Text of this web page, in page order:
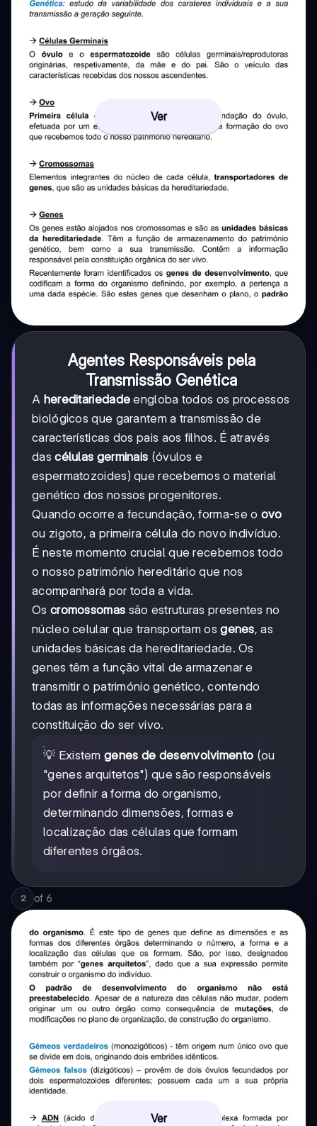
Ver
Agentes Responsáveis pela
Transmissão Genética
A hereditariedade engloba todos os processos
biológicos que garantem a transmissão de
características dos pais aos filhos. É através
dascélulas germinais (óvulos e
espermatozoides) que recebemos o material
genético dos nossos progenitores.
Quando ocorre a fecundação, forma-se o ovo
ou zigoto, a primeira célula do novo indivíduo.
É neste momento crucial que recebemos todo
o nosso património hereditário que nos
acompanhará por toda a vida.
Os cromossomas são estruturas presentes no
núcleo celular que transportam osgenes, as
unidades básicas da hereditariedade. Os
genes têm a função vital de armazenar e
transmitir o património genético, contendo
todas as informações necessárias para a
constituição do ser vivo.
💡 Existem genes de desenvolvimento (ou
"genes arquitetos") que são responsáveis
por definir a forma do organismo,
determinando dimensões, formas e
localização das células que formam
diferentes órgãos.
2 of 6
Ver